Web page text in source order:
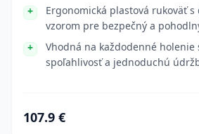
Ergonomická plastová rukoväť
vzorom pre bezpečný a
Vhodná na každodenné holenie
spoľahlivosť a jednoduchú
107.9 €